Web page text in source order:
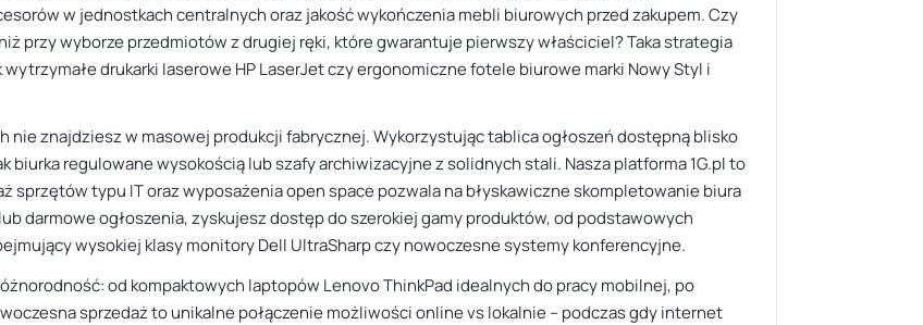
w jednostkach centralnych oraz jakość wykończenia mebli biurowych przed zakupem. Czy
przy wyborze przedmiotów z drugiej ręki, które gwarantuje pierwszy właściciel? Taka strategia
drukarki laserowe HP LaserJet czy ergonomiczne fotele biurowe marki Nowy Styl i
nie znajdziesz w masowej produkcji fabrycznej. Wykorzystując tablica ogłoszeń dostępną blisko
biurka regulowane wysokością lub szafy archiwizacyjne z solidnych stali. Nasza platforma 1G.pl to
sprzętów typu IT oraz wyposażenia open space pozwala na błyskawiczne skompletowanie biura
darmowe ogłoszenia, zyskujesz dostęp do szerokiej gamy produktów, od podstawowych
wysokiej klasy monitory Dell UltraSharp czy nowoczesne systemy konferencyjne.
od kompaktowych laptopów Lenovo ThinkPad idealnych do pracy mobilnej, po
sprzedaż to unikalne połączenie możliwości online vs lokalnie – podczas gdy internet